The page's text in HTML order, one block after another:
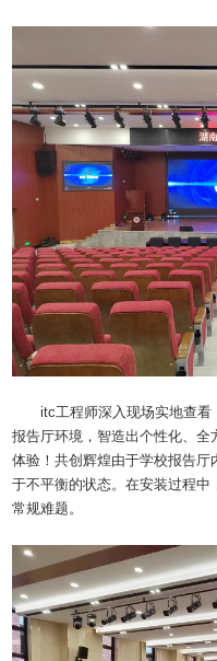
itc工程师深入现场实地查看
报告厅环境，智造出个性化、
体验！共创辉煌由于学校报告
于不平衡的状态。在安装过程
常规难题。